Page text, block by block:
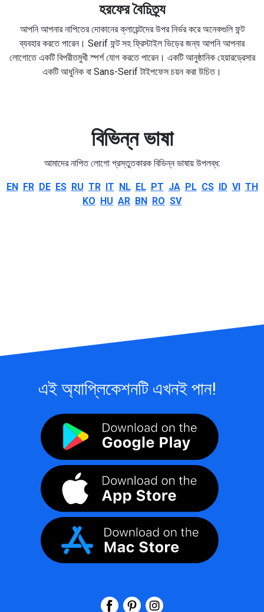
হরফের বৈচিত্র্য
আপনি আপনার নাপিতের দোকানের ক্লায়েন্টদের উপর নির্ভর করে অনেকগুলি ফন্ট
ব্যবহার করতে পারেন। Serif ফন্ট সহ ফ্রিস্টাইল ভিড়ের জন্য আপনি আপনার
লোগোতে একটি বিপরীতমুখী স্পর্শ যোগ করতে পারেন। একটি আনুষ্ঠানিক হেয়ারড্রেসার
একটি আধুনিক বা Sans-Serif টাইপফেস চয়ন করা উচিত।
বিভিন্ন ভাষা
আমাদের নাপিত লোগো প্রস্তুতকারক বিভিন্ন ভাষায় উপলব্ধ:
EN FR DE ES RU TR IT NL EL PT JA PL CS ID VI TH
KO HU AR BN RO SV
এই অ্যাপ্লিকেশনটি এখনই পান!